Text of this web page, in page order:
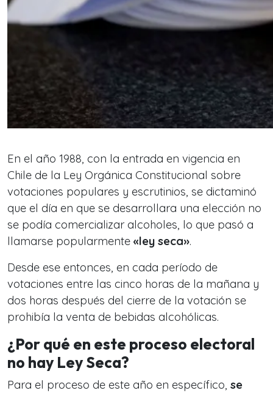
En el año 1988, con la entrada en vigencia en
Chile de la Ley Orgánica Constitucional sobre
votaciones populares y escrutinios, se dictaminó
que el día en que se desarrollara una elección no
se podía comercializar alcoholes, lo que pasó a
llamarse popularmente «ley seca».
Desde ese entonces, en cada período de
votaciones entre las cinco horas de la mañana y
dos horas después del cierre de la votación se
prohibía la venta de bebidas alcohólicas.
¿Por qué en este proceso electoral
no hay Ley Seca?
Para el proceso de este año en específico, se